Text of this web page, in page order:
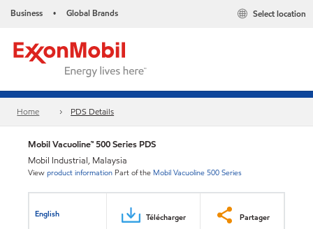
Business • Global Brands Select location
Home PDS Details
Mobil Vacuoline™ 500 Series PDS
Mobil Industrial, Malaysia
Viewproduct information Part of the Mobil Vacuoline 500 Series
English Télécharger Partager